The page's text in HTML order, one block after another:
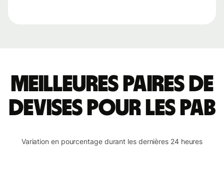
Meilleures paires de
devises pour les PAB
Variation en pourcentage durant les dernières 24 heures